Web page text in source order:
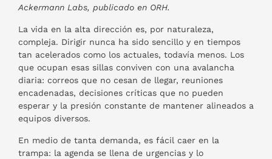
Ackermann Labs, publicado en ORH.
La vida en la alta dirección es, por naturaleza,
compleja. Dirigir nunca ha sido sencillo y en tiempos
tan acelerados como los actuales, todavía menos. Los
que ocupan esas sillas conviven con una avalancha
diaria: correos que no cesan de llegar, reuniones
encadenadas, decisiones críticas que no pueden
esperar y la presión constante de mantener alineados a
equipos diversos.
En medio de tanta demanda, es fácil caer en la
trampa: la agenda se llena de urgencias y lo